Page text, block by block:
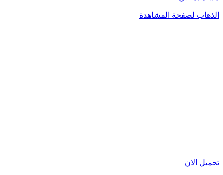
الذهاب لصفحة المشاهدة
تحميل الان